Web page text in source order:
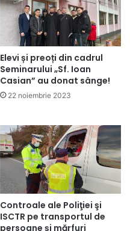
Elevi și preoți din cadrul
Seminarului „Sf. Ioan
Casian” au donat sânge!
22 noiembrie 2023
Controale ale Poliţiei şi
ISCTR pe transportul de
persoane şi mărfuri